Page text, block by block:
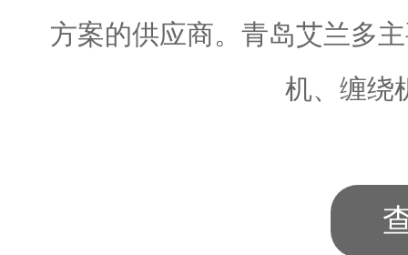
方案的供应商。青岛艾兰多
机、缠绕